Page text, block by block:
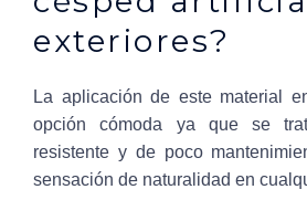
exteriores?
La aplicación de este material
opción cómoda ya que se
resistente y de poco
sensación de naturalidad en